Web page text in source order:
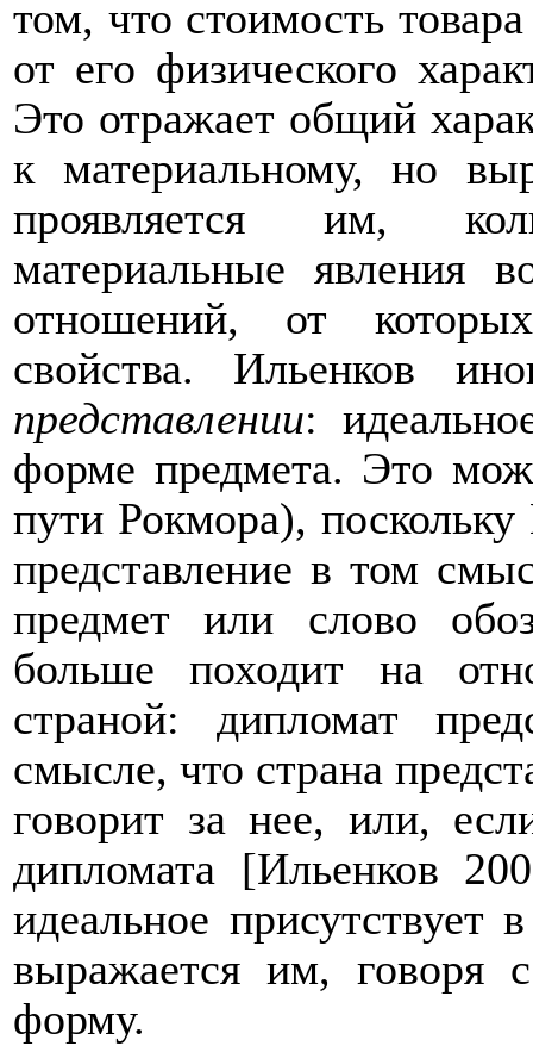
том, что стоимость
от его физического
Это отражает общий
к материальному, но
проявляется им,
материальные явления
отношений, от
свойства. Ильенков
представлении:
форме предмета. Это
пути Рокмора),
представление в том
предмет или слово
больше походит на
страной: дипломат
смысле, что страна
говорит за нее, или,
дипломата [Ильенков
идеальное
выражается им, говоря
форму.